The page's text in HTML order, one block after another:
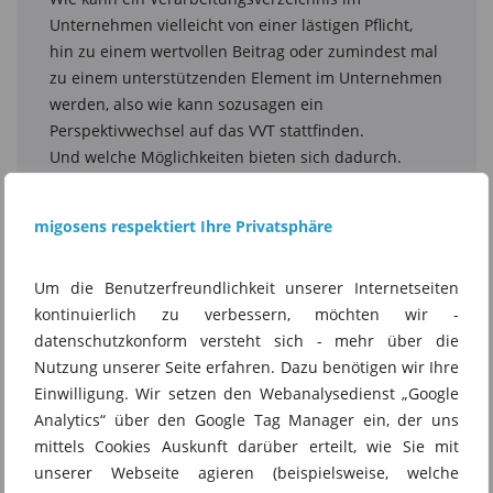
migosens respektiert Ihre Privatsphäre
Um die Benutzerfreundlichkeit unserer Internetseiten
kontinuierlich zu verbessern, möchten wir -
datenschutzkonform versteht sich - mehr über die
Nutzung unserer Seite erfahren. Dazu benötigen wir Ihre
Einwilligung. Wir setzen den Webanalysedienst „Google
Analytics“ über den Google Tag Manager ein, der uns
mittels Cookies Auskunft darüber erteilt, wie Sie mit
unserer Webseite agieren (beispielsweise, welche